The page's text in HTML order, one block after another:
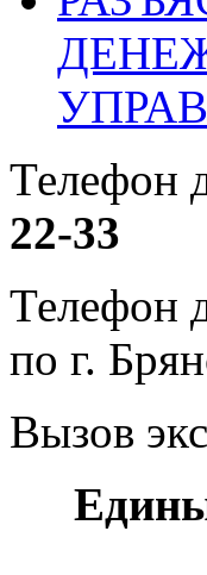
Телефон
22-33
Телефон
по г.
Вызов